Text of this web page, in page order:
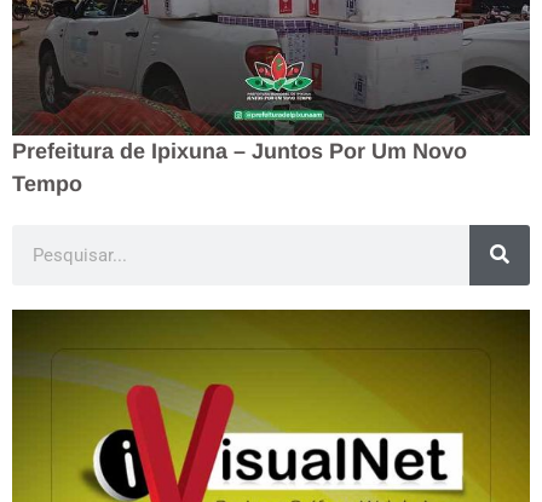
Prefeitura de Ipixuna – Juntos Por Um Novo
Tempo